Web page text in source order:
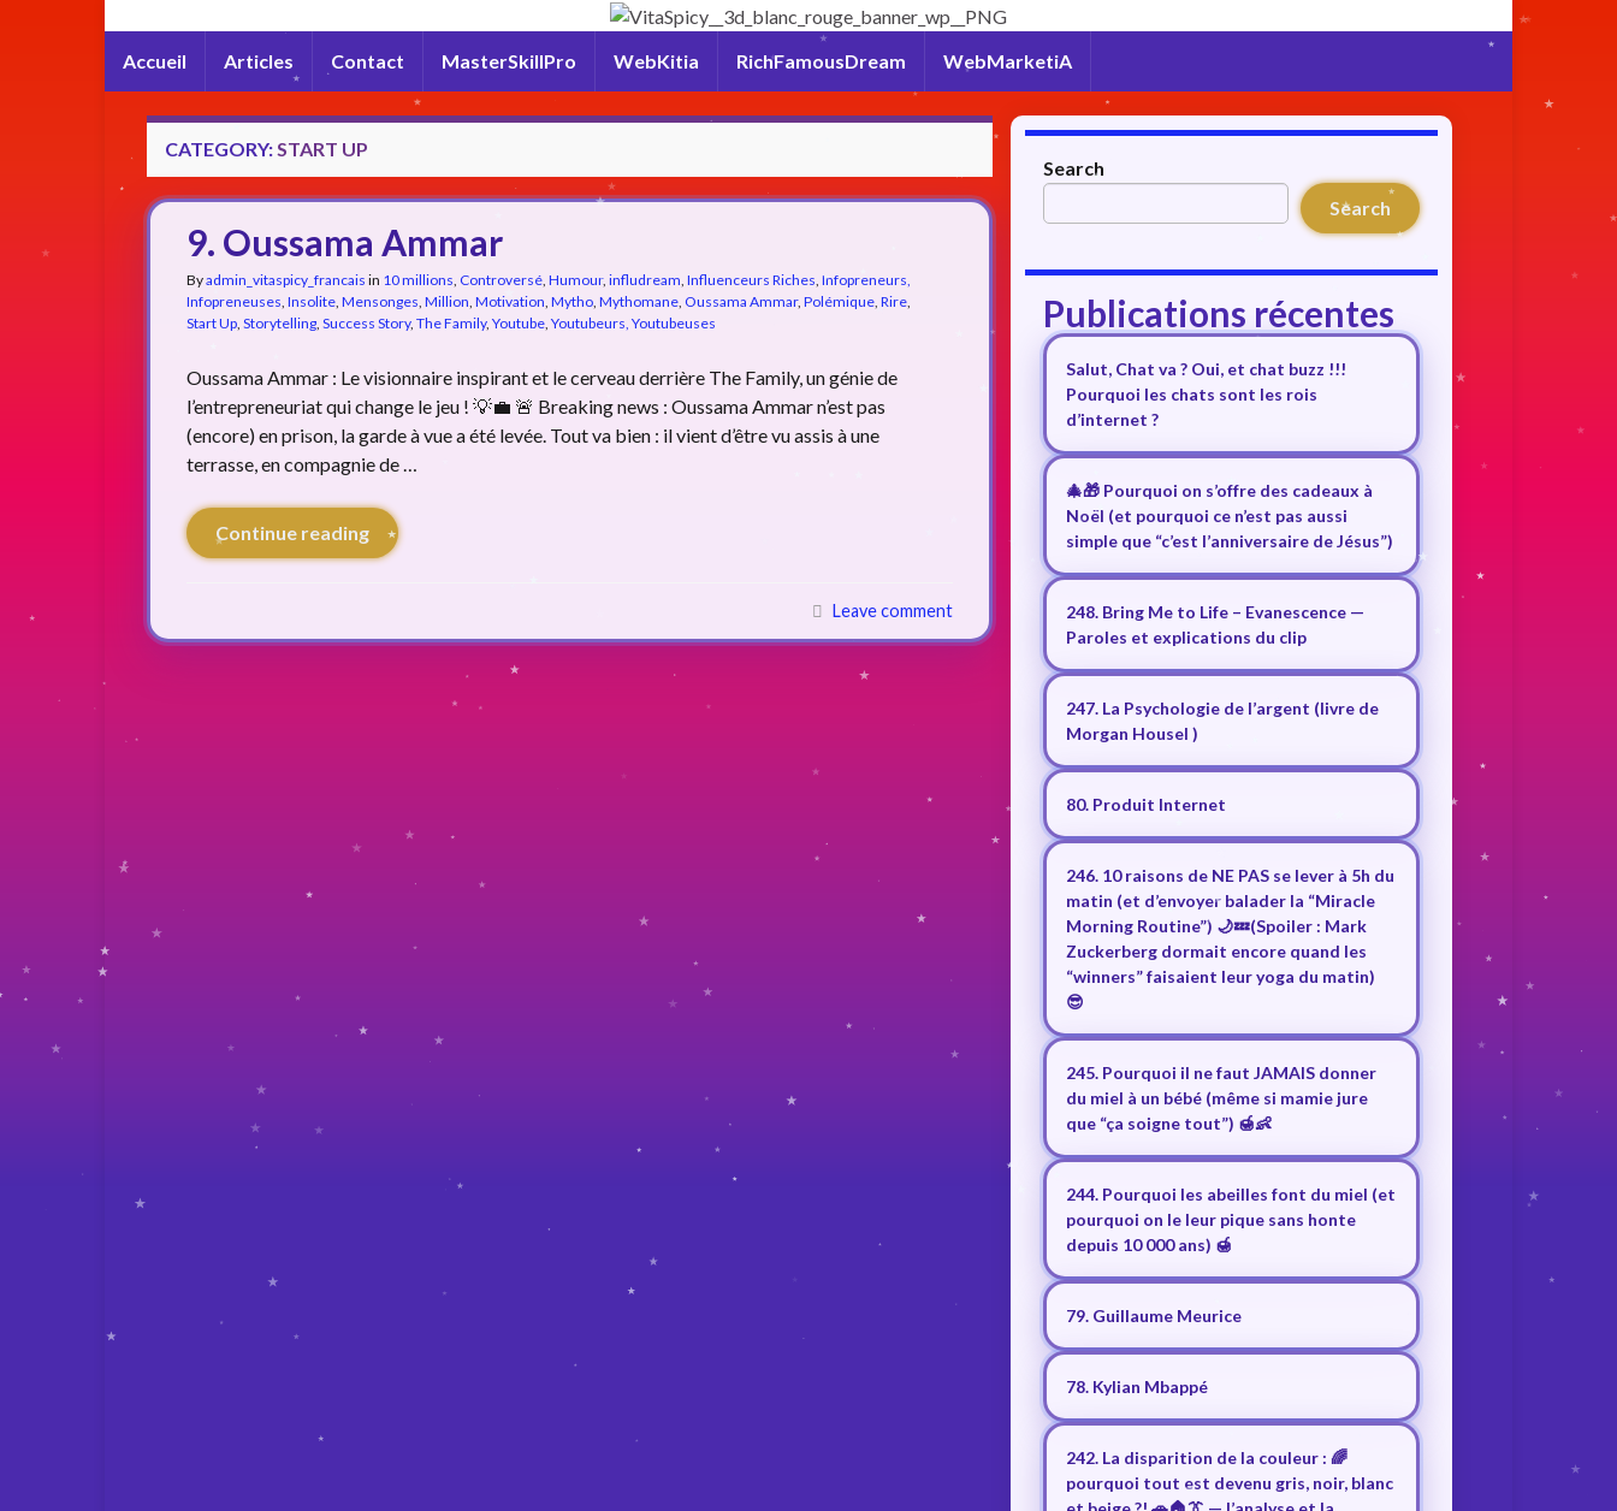
Accueil Articles Contact MasterSkillPro WebKitia RichFamousDream WebMarketiA
CATEGORY:START UP
9. Oussama Ammar
Byadmin_vitaspicy_francais in 10 millions Controversé Humour, infludream Influenceurs Riches Infopreneurs,
Infopreneuses Insolite Mensonges Million Motivation Mytho Mythomane Oussama Ammar, Polémique Rire
Start Up Storytelling Success Story, The Family, Youtube Youtubeurs, Youtubeuses
Oussama Ammar : Le visionnaire inspirant et le cerveau derrière The Family, un génie de
l’entrepreneuriat qui change le jeu ! 💡💼 🚨 Breaking news : Oussama Ammar n’est pas
(encore) en prison, la garde à vue a été levée. Tout va bien : il vient d’être vu assis à une
terrasse, en compagnie de …
Continue reading
Leave comment
Search
Search
Publications récentes
Salut, Chat va ? Oui, et chat buzz !!!
Pourquoi les chats sont les rois
d’internet ?
🎄🎁 Pourquoi on s’offre des cadeaux à
Noël (et pourquoi ce n’est pas aussi
simple que “c’est l’anniversaire de Jésus”)
248. Bring Me to Life – Evanescence —
Paroles et explications du clip
247. La Psychologie de l’argent (livre de
Morgan Housel )
80. Produit Internet
246. 10 raisons de NE PAS se lever à 5h du
matin (et d’envoyer balader la “Miracle
Morning Routine”) 🌙💤(Spoiler : Mark
Zuckerberg dormait encore quand les
“winners” faisaient leur yoga du matin)
😎
245. Pourquoi il ne faut JAMAIS donner
du miel à un bébé (même si mamie jure
que “ça soigne tout”) 🍯👶
244. Pourquoi les abeilles font du miel (et
pourquoi on le leur pique sans honte
depuis 10 000 ans) 🍯
79. Guillaume Meurice
78. Kylian Mbappé
242. La disparition de la couleur : 🌈
pourquoi tout est devenu gris, noir, blanc